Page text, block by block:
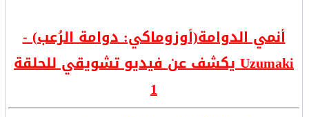
أنمي الدوامة(أوزوماكي: دوامة الرُعب) -
Uzumaki يكشف عن فيديو تشويقي للحلقة
1